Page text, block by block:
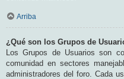
Arriba
¿Qué son los Grupos de
Los Grupos de Usuarios son
comunidad en sectores
administradores del foro. Cada